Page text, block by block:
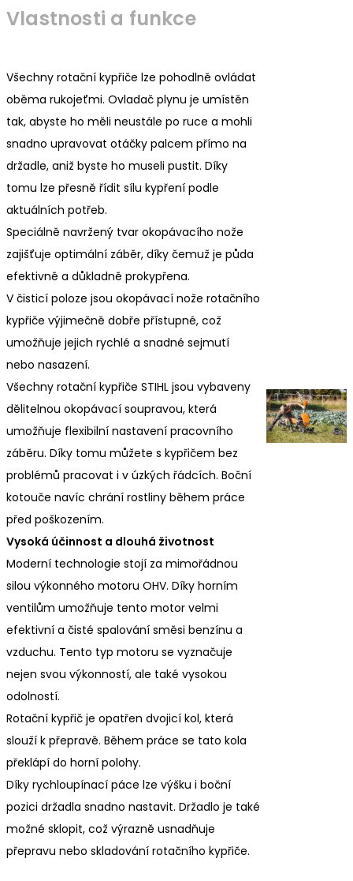
Vlastnosti a funkce
Všechny rotační kypřiče lze pohodlně ovládat
oběma rukojeťmi. Ovladač plynu je umístěn
tak, abyste ho měli neustále po ruce a mohli
snadno upravovat otáčky palcem přímo na
držadle, aniž byste ho museli pustit. Díky
tomu lze přesně řídit sílu kypření podle
aktuálních potřeb.
Speciálně navržený tvar okopávacího nože
zajišťuje optimální záběr, díky čemuž je půda
efektivně a důkladně prokypřena.
V čisticí poloze jsou okopávací nože rotačního
kypřiče výjimečně dobře přístupné, což
umožňuje jejich rychlé a snadné sejmutí
nebo nasazení.
Všechny rotační kypřiče STIHL jsou vybaveny
dělitelnou okopávací soupravou, která
umožňuje flexibilní nastavení pracovního
záběru. Díky tomu můžete s kypřičem bez
problémů pracovat i v úzkých řádcích. Boční
kotouče navíc chrání rostliny během práce
před poškozením.
Vysoká účinnost a dlouhá životnost
Moderní technologie stojí za mimořádnou
silou výkonného motoru OHV. Díky horním
ventilům umožňuje tento motor velmi
efektivní a čisté spalování směsi benzínu a
vzduchu. Tento typ motoru se vyznačuje
nejen svou výkonností, ale také vysokou
odolností.
Rotační kypřič je opatřen dvojicí kol, která
slouží k přepravě. Během práce se tato kola
překlápí do horní polohy.
Díky rychloupínací páce lze výšku i boční
pozici držadla snadno nastavit. Držadlo je také
možné sklopit, což výrazně usnadňuje
přepravu nebo skladování rotačního kypřiče.